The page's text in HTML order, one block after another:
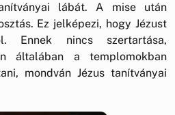
lábát. A mise után
Ez jelképezi, hogy Jézust
Ennek nincs szertartása,
általában a templomokban
mondván Jézus tanítványai